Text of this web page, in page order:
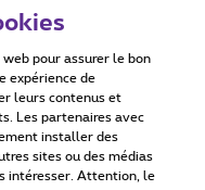
statement
pour assurer le bon
expérience de
leurs contenus et
Les partenaires avec
installer des
sites ou des médias
intéresser. Attention, le